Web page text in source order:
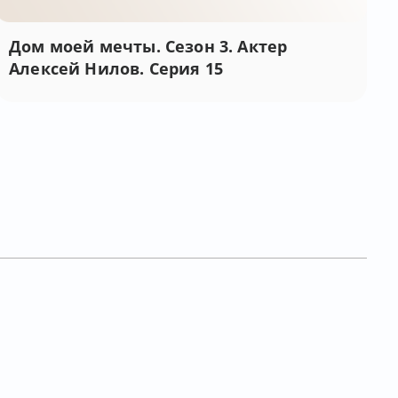
Дом моей мечты. Сезон 3. Актер
Алексей Нилов. Серия 15